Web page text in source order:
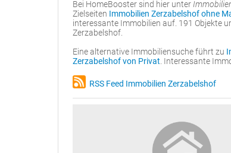
Bei HomeBooster sind hier unter
Zielseiten Immobilien Zerzabelshof ohne
interessante Immobilien auf. 191 Objekte
Zerzabelshof.
Eine alternative Immobiliensuche führt zu
Zerzabelshof von Privat . Interessante
RSS Feed Immobilien Zerzabelshof